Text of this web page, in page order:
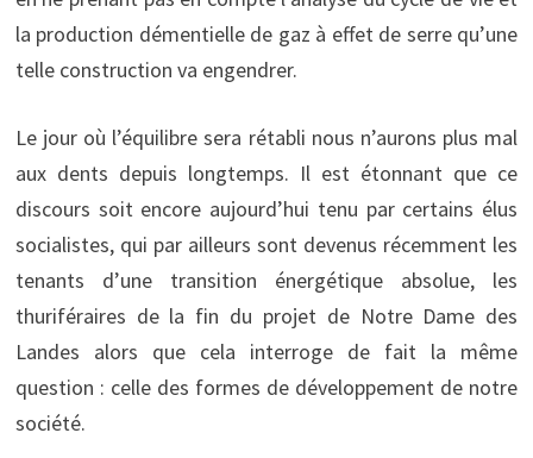
la production démentielle de gaz à effet de serre qu’une
telle construction va engendrer.
Le jour où l’équilibre sera rétabli nous n’aurons plus mal
aux dents depuis longtemps. Il est étonnant que ce
discours soit encore aujourd’hui tenu par certains élus
socialistes, qui par ailleurs sont devenus récemment les
tenants d’une transition énergétique absolue, les
thuriféraires de la fin du projet de Notre Dame des
Landes alors que cela interroge de fait la même
question : celle des formes de développement de notre
société.